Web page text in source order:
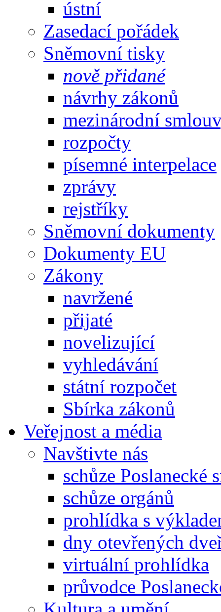
ústní
Zasedací pořádek
Sněmovní tisky
nově přidané
návrhy zákonů
mezinárodní
rozpočty
písemné interpelace
zprávy
rejstříky
Sněmovní dokumenty
Dokumenty EU
Zákony
navržené
přijaté
novelizující
vyhledávání
státní rozpočet
Sbírka zákonů
Veřejnost a média
Navštivte nás
schůze Poslanecké
schůze orgánů
prohlídka s
dny otevřených
virtuální prohlídka
průvodce